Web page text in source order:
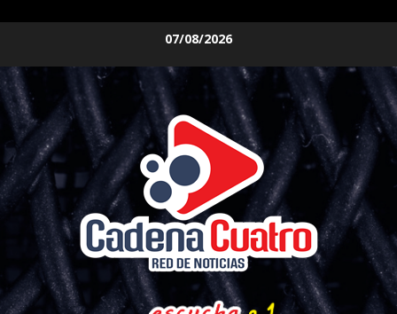
contenido
07/08/2026